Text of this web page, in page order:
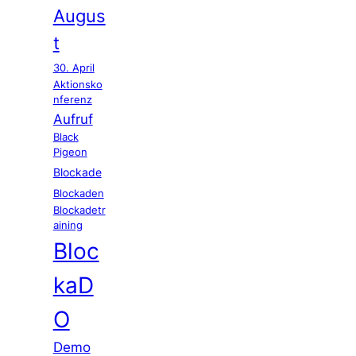
Augus
t
30. April
Aktionsko
nferenz
Aufruf
Black
Pigeon
Blockade
Blockaden
Blockadetr
aining
Bloc
kaD
O
Demo